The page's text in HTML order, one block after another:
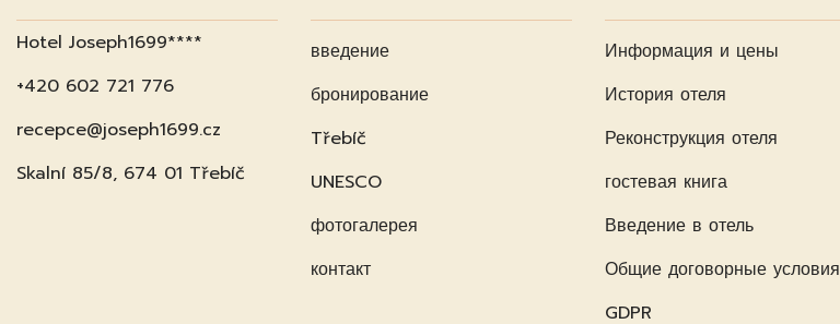
Hotel Joseph1699****
+420 602 721 776
recepce@joseph1699.cz
Skalní 85/8, 674 01 Třebíč
введение
бронирование
Třebíč
UNESCO
фотогалерея
контакт
Информация и цены
История отеля
Реконструкция отеля
гостевая книга
Введение в отель
Общие договорные условия
GDPR